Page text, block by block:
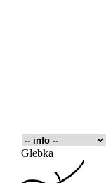
Glebka